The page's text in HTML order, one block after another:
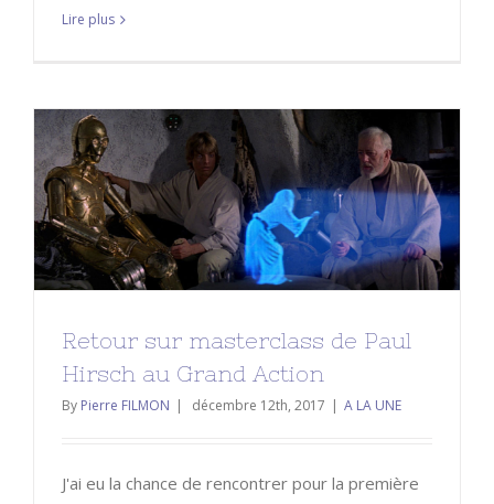
Lire plus
Retour sur masterclass de Paul
Hirsch au Grand Action
A LA UNE
Retour sur masterclass de Paul
Hirsch au Grand Action
By Pierre FILMON | décembre 12th, 2017 | A LA UNE
J'ai eu la chance de rencontrer pour la première